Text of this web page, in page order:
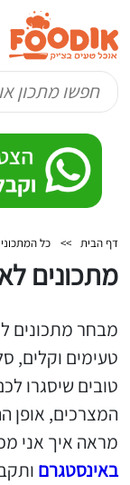
דף הבית >> כל
מתכונים
מבחר מתכונים
טעימים וקלים,
טובים שיסגרו
המצרכים, אופן
מראה איך אני
באינסטגרם